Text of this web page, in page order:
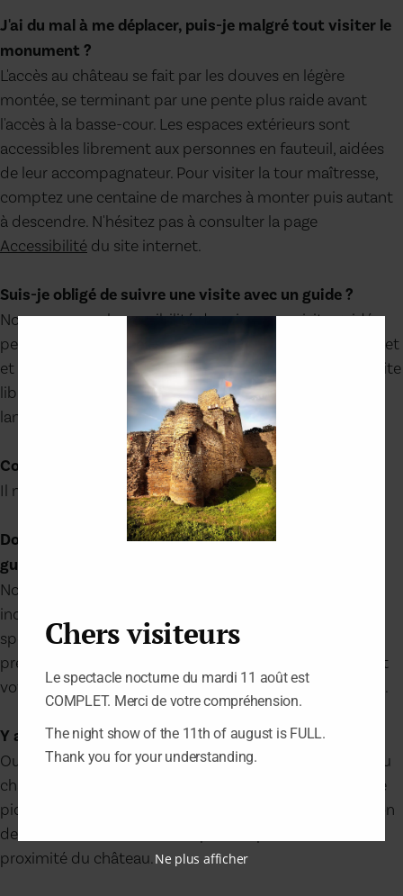
J'ai du mal à me déplacer, puis-je malgré tout visiter le
monument ?
L'accès au château se fait par les douves en légère
montée, se terminant par une pente plus raide avant
l'accès à la basse-cour. Les espaces extérieurs sont
accessibles librement aux personnes en fauteuil, aidées
de leur accompagnateur. Pour visiter la tour maîtresse,
comptez une centaine de marches à monter puis autant
à descendre. N'hésitez pas à consulter la page
Accessibilité du site internet.
Suis-je obligé de suivre une visite avec un guide ?
Non, vous avez la possibilité de suivre une visite guidée
pendant les vacances scolaires et la saison estivale (juillet
et août), mais vous pouvez également effectuer une visite
libre à l'aide d'un guide papier traduit en plusieurs
langues.
Combien coûte la visite commentée ?
Il n'y a pas de supplément pour la visite guidée.
Dois-je réserver pour les animations et les visites
guidées ?
Non, aucune réservation n'est nécessaire pour les
individuels (excepté certaines prestations comme les
spectacles nocturnes). Concernant les groupes, il est
préférable de contacter le château plusieurs jours avant
votre venue pour des raisons d'accueil et d'organisation.
Y a-t-il possibilité de se restaurer sur place ?
Oui, une restauration rapide est installée dans la cour du
château. Vous pouvez également apporter votre propre
pique-nique. Des aires de pique-nique sont à disposition
de nos visiteurs sur le site et près du plan d'eau à
proximité du château.
Chers visiteurs
Le spectacle nocturne du mardi 11 août est
COMPLET. Merci de votre compréhension.
The night show of the 11th of august is FULL.
Thank you for your understanding.
Ne plus afficher